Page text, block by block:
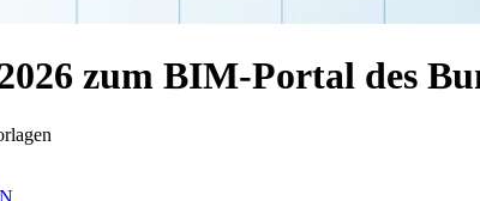
zum BIM-Portal des